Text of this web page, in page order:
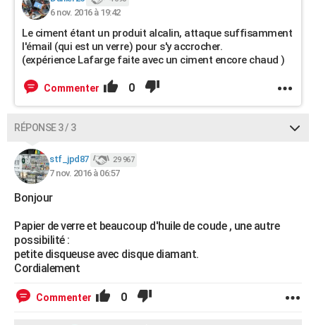
6 nov. 2016 à 19:42
Le ciment étant un produit alcalin, attaque suffisamment
l'émail (qui est un verre) pour s'y accrocher.
(expérience Lafarge faite avec un ciment encore chaud )
Commenter 0
RÉPONSE 3 / 3
stf_jpd87 29 967
7 nov. 2016 à 06:57
Bonjour
Papier de verre et beaucoup d'huile de coude , une autre
possibilité :
petite disqueuse avec disque diamant.
Cordialement
Commenter 0